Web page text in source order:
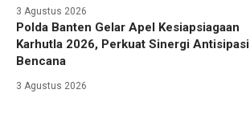
3 Agustus 2026
Polda Banten Gelar Apel Kesiapsiagaan
Karhutla 2026, Perkuat Sinergi Antisipasi
Bencana
3 Agustus 2026